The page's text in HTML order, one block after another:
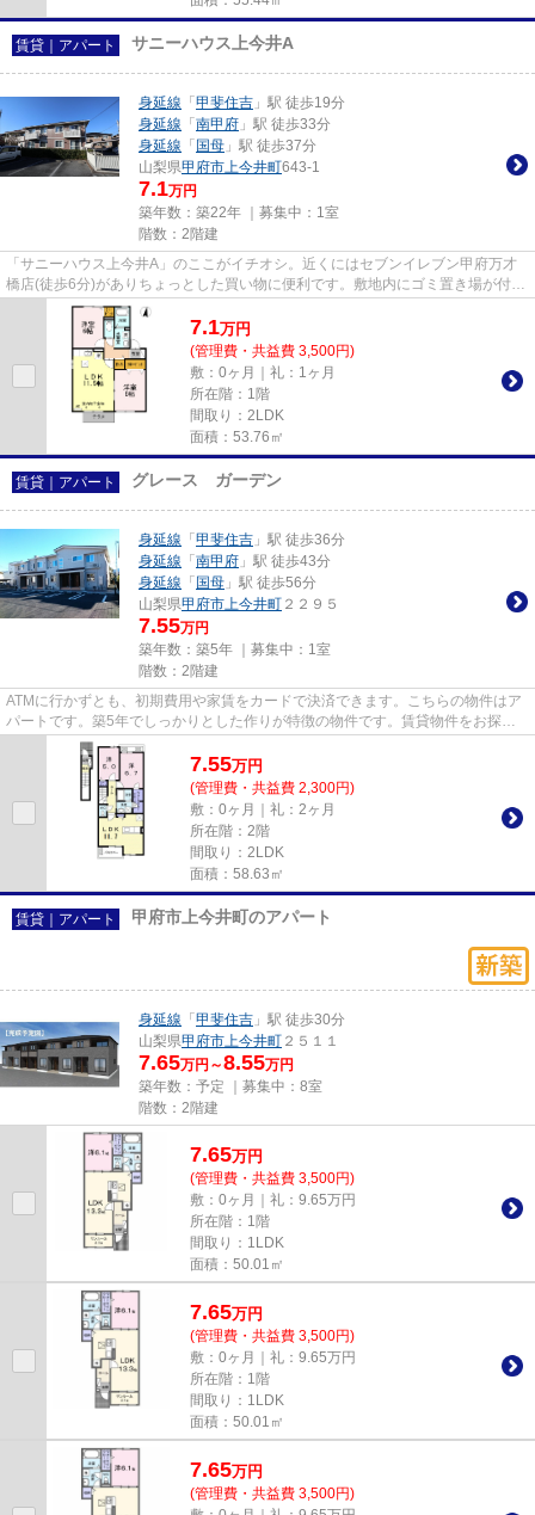
賃貸｜アパート サニーハウス上今井A
身延線 「 甲斐住吉 」駅 徒歩19分
身延線 「 南甲府 」駅 徒歩33分
身延線 「 国母 」駅 徒歩37分
山梨県甲府市上今井町643-1
7.1万円
築年数：築22年 ｜募集中： 1室
階数：2階建
「サニーハウス上今井A」のここがイチオシ。近くにはセブンイレブン甲府万才
橋店(徒歩6分)がありちょっとした買い物に便利です。敷地内にゴミ置き場が付い
ているので、遠くまで運ぶ必...
7.1万円
(管理費・共益費 3,500円)
敷：0ヶ月｜礼：1ヶ月
所在階：1階
間取り：2LDK
面積：53.76㎡
賃貸｜アパート グレース ガーデン
身延線 「 甲斐住吉 」駅 徒歩36分
身延線 「 南甲府 」駅 徒歩43分
身延線 「 国母 」駅 徒歩56分
山梨県甲府市上今井町 ２２９５
7.55万円
築年数：築5年 ｜募集中： 1室
階数：2階建
ATMに行かずとも、初期費用や家賃をカードで決済できます。こちらの物件はア
パートです。築5年でしっかりとした作りが特徴の物件です。賃貸物件をお探し
なら、当社にお任せ下さい。こ...
7.55万円
(管理費・共益費 2,300円)
敷：0ヶ月｜礼：2ヶ月
所在階：2階
間取り：2LDK
面積：58.63㎡
賃貸｜アパート 甲府市上今井町のアパート
身延線 「 甲斐住吉 」駅 徒歩30分
山梨県甲府市上今井町 ２５１１
7.65万円～8.55万円
築年数：予定 ｜募集中： 8室
階数：2階建
7.65万円
(管理費・共益費 3,500円)
敷：0ヶ月｜礼：9.65万円
所在階：1階
間取り：1LDK
面積：50.01㎡
7.65万円
(管理費・共益費 3,500円)
敷：0ヶ月｜礼：9.65万円
所在階：1階
間取り：1LDK
面積：50.01㎡
7.65万円
(管理費・共益費 3,500円)